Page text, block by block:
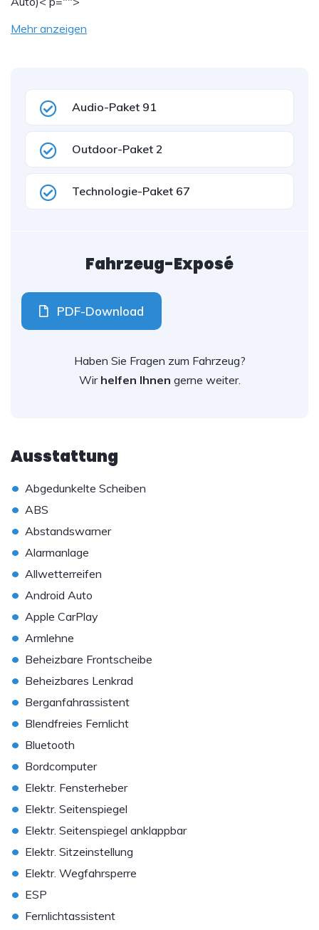
Mehr anzeigen
Audio-Paket 91
Outdoor-Paket 2
Technologie-Paket 67
Fahrzeug-Exposé
PDF-Download
Haben Sie Fragen zum Fahrzeug?
Wir helfen Ihnen gerne weiter.
Ausstattung
• Abgedunkelte Scheiben
• ABS
• Abstandswarner
• Alarmanlage
• Allwetterreifen
• Android Auto
• Apple CarPlay
• Armlehne
• Beheizbare Frontscheibe
• Beheizbares Lenkrad
• Berganfahrassistent
• Blendfreies Fernlicht
• Bluetooth
• Bordcomputer
• Elektr. Fensterheber
• Elektr. Seitenspiegel
• Elektr. Seitenspiegel anklappbar
• Elektr. Sitzeinstellung
• Elektr. Wegfahrsperre
• ESP
• Fernlichtassistent